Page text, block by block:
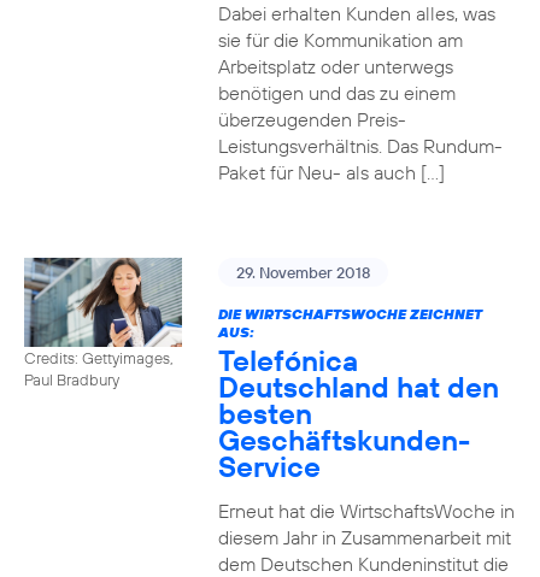
Dabei erhalten Kunden alles, was
sie für die Kommunikation am
Arbeitsplatz oder unterwegs
benötigen und das zu einem
überzeugenden Preis-
Leistungsverhältnis. Das Rundum-
Paket für Neu- als auch […]
Credits: Gettyimages,
Paul Bradbury
29. November 2018
DIE WIRTSCHAFTSWOCHE ZEICHNET
AUS:
Telefónica
Deutschland hat den
besten
Geschäftskunden-
Service
Erneut hat die WirtschaftsWoche in
diesem Jahr in Zusammenarbeit mit
dem Deutschen Kundeninstitut die